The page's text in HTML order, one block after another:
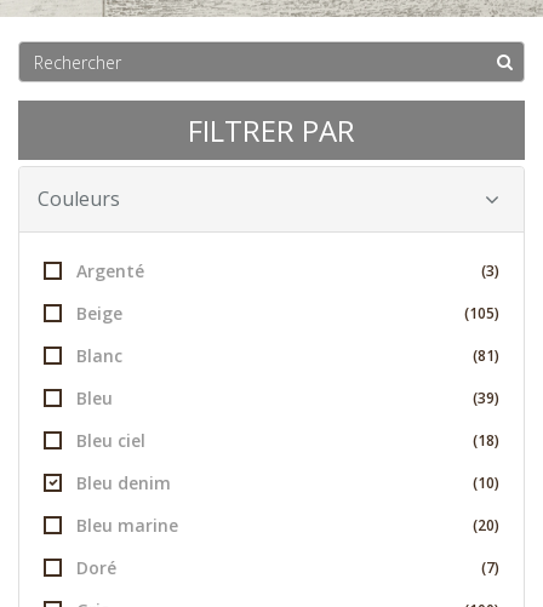
FILTRER PAR
Couleurs
Argenté (3)
Beige (105)
Blanc (81)
Bleu (39)
Bleu ciel (18)
Bleu denim (10)
Bleu marine (20)
Doré (7)